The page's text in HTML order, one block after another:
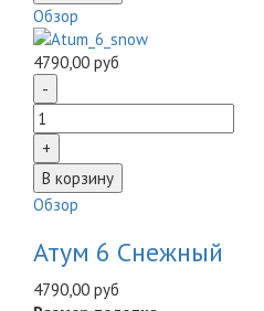
Обзор
4790,00 руб
Обзор
Атум 6 Снежный
4790,00 руб